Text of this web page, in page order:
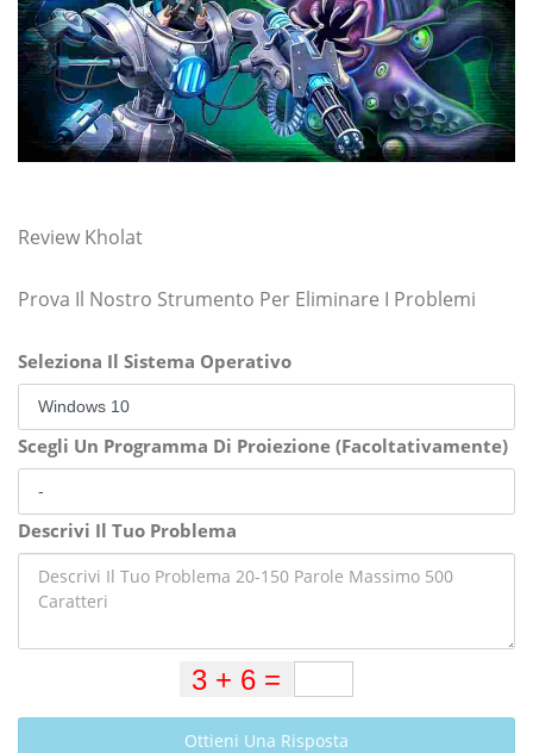
Review Kholat
Prova Il Nostro Strumento Per Eliminare I Problemi
Seleziona Il Sistema Operativo
Scegli Un Programma Di Proiezione (Facoltativamente)
Descrivi Il Tuo Problema
Ottieni Una Risposta